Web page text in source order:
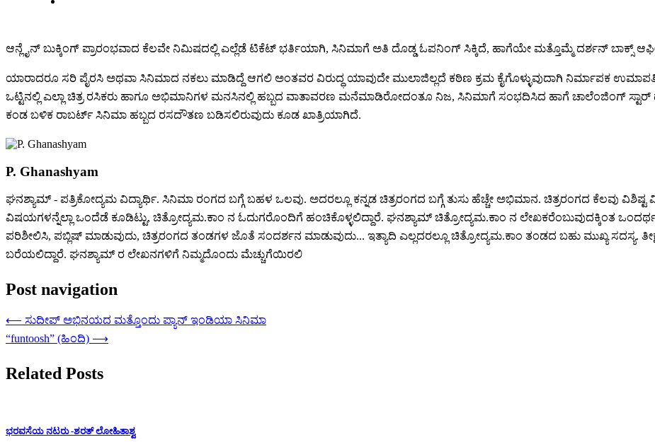
ಆನ್ಲೈನ್ ಬುಕ್ಕಿಂಗ್ ಪ್ರಾರಂಭವಾದ ಕೆಲವೇ ನಿಮಿಷದಲ್ಲಿ ಎಲ್ಲೆಡೆ ಟಿಕೆಟ್ ಭರ್ತಿಯಾಗಿ, ಸಿನಿಮಾಗೆ ಅತಿ ದೊಡ್ಡ ಓಪನಿಂಗ್ ಸಿಕ್ಕಿದೆ, ಹಾಗೆಯೇ ಮತ್ತೊಮ್ಮೆ ದರ್ಶನ್ ಬಾಕ್ಸ್
ಯಾರಾದರೂ ಸರಿ ಪೈರಸಿ ಅಥವಾ ಸಿನಿಮಾದ ನಕಲು ಮಾಡಿದ್ದೆ ಆಗಲಿ ಅಂತವರ ವಿರುದ್ಧ ಯಾವುದೇ ಮುಲಾಜಿಲ್ಲದೆ ಕಠಿಣ ಕ್ರಮ ಕೈಗೊಳ್ಳುವುದಾಗಿ ನಿರ್ಮಾಪಕ ಉಮಾಪತಿ
ಒಟ್ಟಿನಲ್ಲಿ ಎಲ್ಲಾ ಚಿತ್ರ ರಸಿಕರು ಹಾಗೂ ಅಭಿಮಾನಿಗಳ ಮನಸಿನಲ್ಲಿ ಹಬ್ಬದ ವಾತಾವರಣ ಮನೆಮಾಡಿರೋದಂತೂ ನಿಜ, ಸಿನಿಮಾಗೆ ಸಂಭದಿಸಿದ ಹಾಗೆ ಚಾಲೆಂಜಿಂಗ್
ಕಂಡ ಬಳಿಕ ರಾಬರ್ಟ್ ಸಿನಿಮಾ ಹಬ್ಬದ ರಸದೌತಣ ಬಡಿಸಲಿರುವುದು ಕೂಡ ಖಾತ್ರಿಯಾಗಿದೆ.
P. Ghanashyam
ಘನಶ್ಯಾಮ್ - ಪತ್ರಿಕೋದ್ಯಮ ವಿದ್ಯಾರ್ಥಿ. ಸಿನಿಮಾ ರಂಗದ ಬಗ್ಗೆ ಬಹಳ ಒಲವು. ಅದರಲ್ಲೂ ಕನ್ನಡ ಚಿತ್ರರಂಗದ ಬಗ್ಗೆ ತುಸು ಹೆಚ್ಚೇ ಅಭಿಮಾನ. ಚಿತ್ರರಂಗದ ಕೆಲವು
ವಿಷಯಗಳನ್ನೆಲ್ಲಾ ಒಂದೆಡೆ ಕೂಡಿಟ್ಟು, ಚಿತ್ರೋದ್ಯಮ.ಕಾಂ ನ ಓದುಗರೊಂದಿಗೆ ಹಂಚಿಕೊಳ್ಳಲಿದ್ದಾರೆ. ಘನಶ್ಯಾಮ್ ಚಿತ್ರೋದ್ಯಮ.ಕಾಂ ನ ಲೇಖಕರೆಂಬುವುದಕ್ಕಿಂತ
ಪರಿಶೀಲಿಸಿ, ಪಬ್ಲಿಷ್ ಮಾಡುವುದು, ಚಿತ್ರರಂಗದ ತಂಡಗಳ ಜೊತೆ ಸಂದರ್ಶನ ಮಾಡುವುದು... ಇತ್ಯಾದಿ ಎಲ್ಲದರಲ್ಲೂ ಚಿತ್ರೋದ್ಯಮ.ಕಾಂ ತಂಡದ ಬಹು ಮುಖ್ಯ ಸದಸ್ಯ.
ಬರೆಯಲಿದ್ದಾರೆ. ಘನಶ್ಯಾಮ್ ರ ಲೇಖನಗಳಿಗೆ ನಿಮ್ಮದೊಂದು ಮೆಚ್ಚುಗೆಯಿರಲಿ
Post navigation
⟵ ಸುದೀಪ್ ಅಭಿನಯದ ಮತ್ತೊಂದು ಪ್ಯಾನ್ ಇಂಡಿಯಾ ಸಿನಿಮಾ
“funtoosh” (ಹಿಂದಿ) ⟶
Related Posts
ಭರವಸೆಯ ನಟರು -ಶರತ್ ಲೋಹಿತಾಶ್ವ